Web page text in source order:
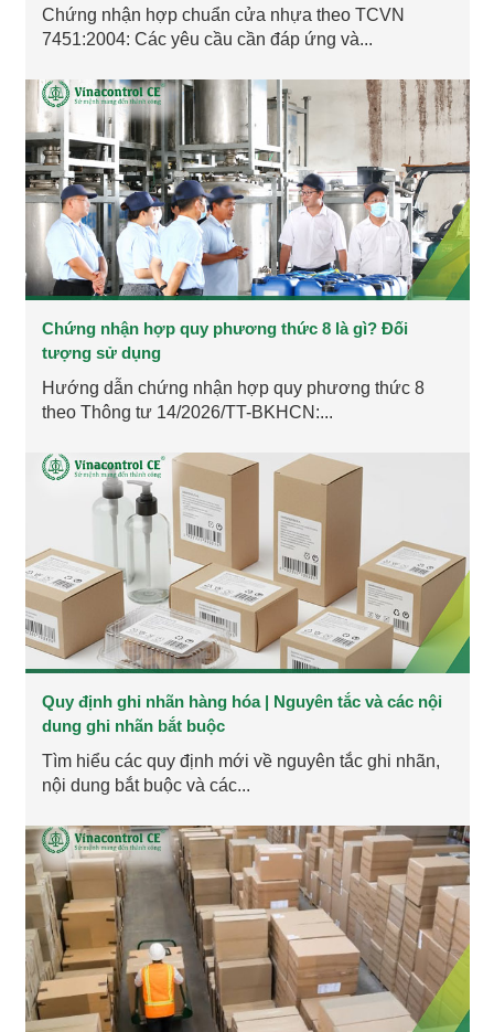
Chứng nhận hợp chuẩn cửa nhựa theo TCVN
7451:2004: Các yêu cầu cần đáp ứng và...
Chứng nhận hợp quy phương thức 8 là gì? Đối
tượng sử dụng
Hướng dẫn chứng nhận hợp quy phương thức 8
theo Thông tư 14/2026/TT-BKHCN:...
Quy định ghi nhãn hàng hóa | Nguyên tắc và các nội
dung ghi nhãn bắt buộc
Tìm hiểu các quy định mới về nguyên tắc ghi nhãn,
nội dung bắt buộc và các...